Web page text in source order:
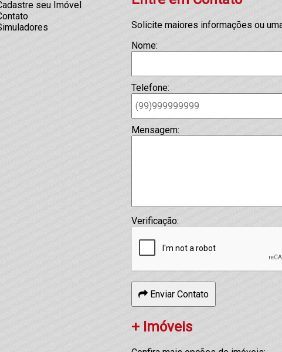
seu Imóvel
Solicite maiores informações ou
Nome:
Telefone:
Mensagem:
Verificação:
Enviar Contato
+ Imóveis